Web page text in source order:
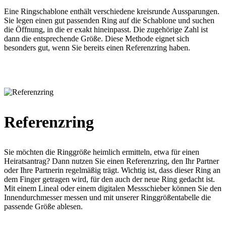
Eine Ringschablone enthält verschiedene kreisrunde Aussparungen.
Sie legen einen gut passenden Ring auf die Schablone und suchen
die Öffnung, in die er exakt hineinpasst. Die zugehörige Zahl ist
dann die entsprechende Größe. Diese Methode eignet sich
besonders gut, wenn Sie bereits einen Referenzring haben.
Referenzring
Sie möchten die Ringgröße heimlich ermitteln, etwa für einen
Heiratsantrag? Dann nutzen Sie einen Referenzring, den Ihr Partner
oder Ihre Partnerin regelmäßig trägt. Wichtig ist, dass dieser Ring an
dem Finger getragen wird, für den auch der neue Ring gedacht ist.
Mit einem Lineal oder einem digitalen Messschieber können Sie den
Innendurchmesser messen und mit unserer Ringgrößentabelle die
passende Größe ablesen.